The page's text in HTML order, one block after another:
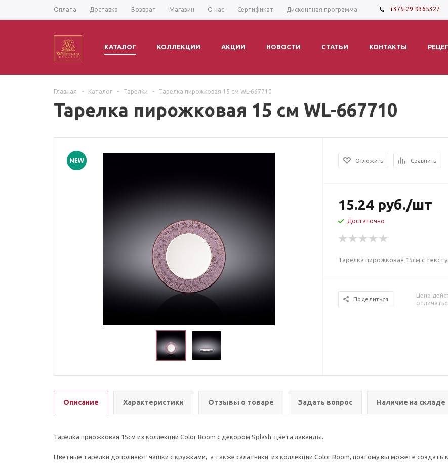
Оплата Доставка Возврат Магазин О нас Сертификат Дисконтная программа +375-29-9365327
КАТАЛОГ КОЛЛЕКЦИИ АКЦИИ НОВОСТИ СТАТЬИ КОНТАКТЫ
Главная - Каталог - Тарелки - Тарелка пирожковая 15 см WL-667710
Тарелка пирожковая 15 см WL-667710
Отложить Сравнить
15.24 руб./шт
Достаточно
Тарелка пирожковая 15см с
Поделиться
Цена
Описание Характеристики Отзывы о товаре Задать вопрос Наличие на складе
Тарелка приожковая 15см из коллекции Color Boom с декором Splash цвета лаванды.
Цветные тарелки дополняют чашки с кружками, а также салатники из коллекции Color Boom, поэтому вы можете создать